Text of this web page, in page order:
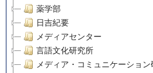
薬学部
日吉紀要
メディアセンター
言語文化研究所
メディア・コミュニケーション